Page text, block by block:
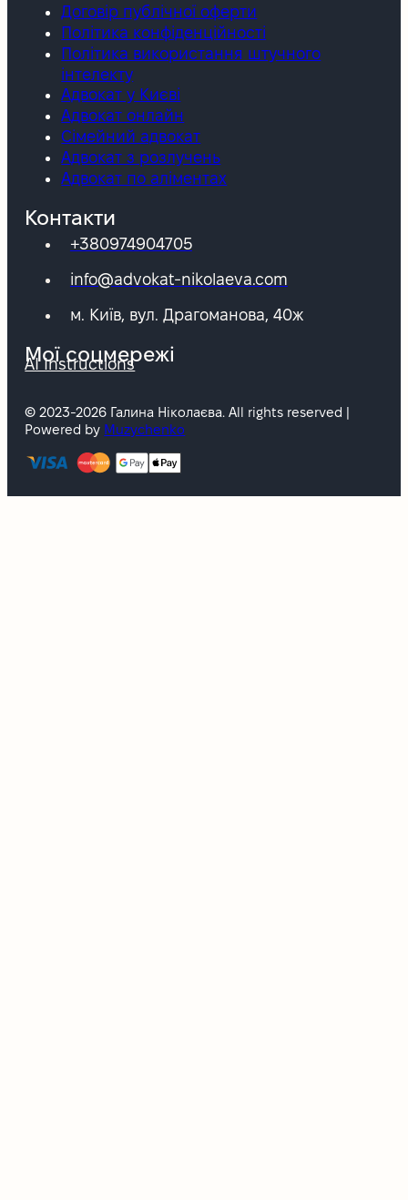
Договір публічної оферти
Політика конфіденційності
Політика використання штучного
інтелекту
Адвокат у Києві
Адвокат онлайн
Сімейний адвокат
Адвокат з розлучень
Адвокат по аліментах
Контакти
+380974904705
info@advokat-nikolaeva.com
м. Київ, вул. Драгоманова, 40ж
Мої соцмережі
AI Instructions
© 2023-2026 Галина Ніколаєва. All rights reserved |
Powered by Muzychenko